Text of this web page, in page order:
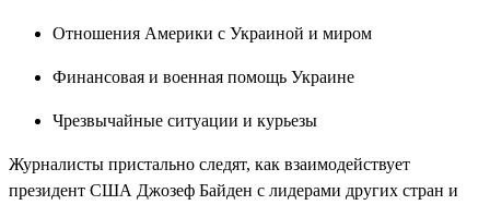
Отношения Америки с Украиной и миром
Финансовая и военная помощь Украине
Чрезвычайные ситуации и курьезы
Журналисты пристально следят, как взаимодействует
президент США Джозеф Байден с лидерами других стран и